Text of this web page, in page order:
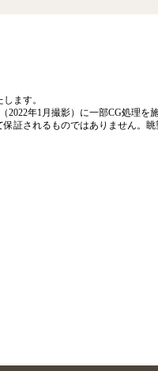
ます。
2022年1月撮影）に一部CG処理を
証されるものではありません。